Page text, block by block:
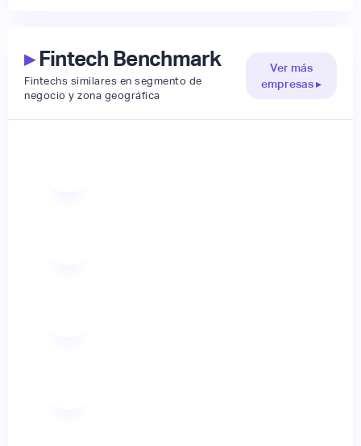
▸Fintech Benchmark
Fintechs similares en segmento de
negocio y zona geográfica
Ver más
empresas ▸